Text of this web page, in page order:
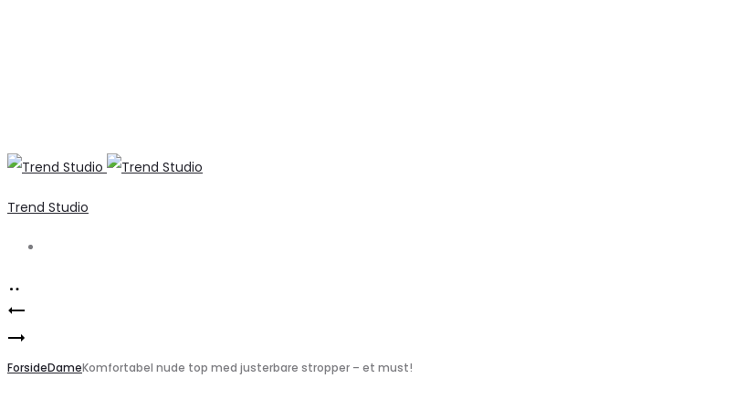
Trend Studio
Product
navigation
Chateau
Marta
du
ForsideDameKomfortabel nude top med justerbare stropper – et must!